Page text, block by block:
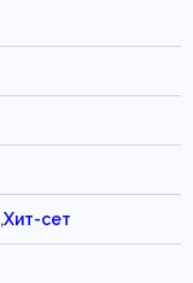
,Хит-сет